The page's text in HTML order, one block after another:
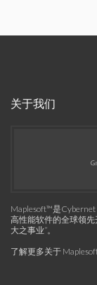
关于我们
Maplesoft™是Cybernet
高性能软件的全球领
大之事业”。
了解更多关于